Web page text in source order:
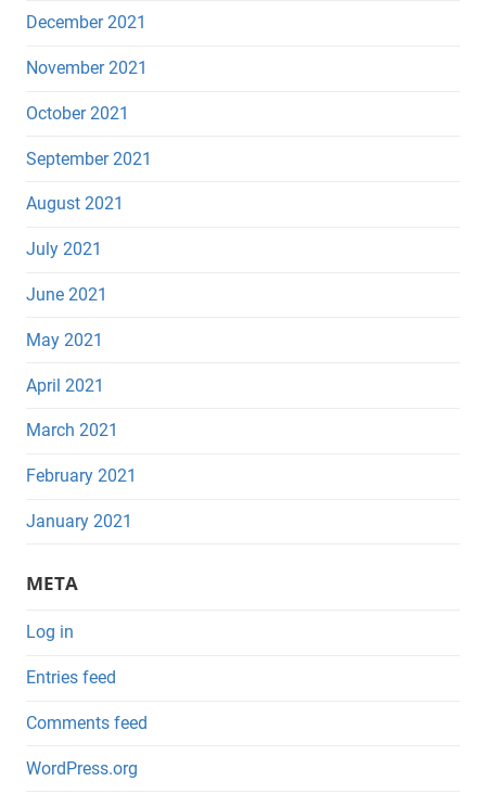
December 2021
November 2021
October 2021
September 2021
August 2021
July 2021
June 2021
May 2021
April 2021
March 2021
February 2021
January 2021
META
Log in
Entries feed
Comments feed
WordPress.org